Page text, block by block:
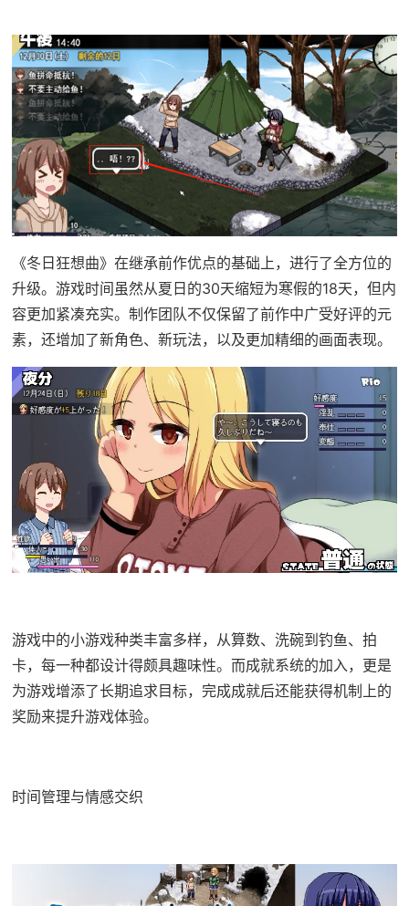
《冬日狂想曲》在继承前作优点的基础上，进行了全方位的
升级。游戏时间虽然从夏日的30天缩短为寒假的18天，但内
容更加紧凑充实。制作团队不仅保留了前作中广受好评的元
素，还增加了​​新角色、新玩法​​，以及更加精细的画面表现。
游戏中的小游戏种类丰富多样，从算数、洗碗到钓鱼、拍
卡，每一种都设计得颇具趣味性。而​​成就系统的加入​​，更是
为游戏增添了长期追求目标，完成成就后还能获得机制上的
奖励来提升游戏体验。
时间管理与情感交织